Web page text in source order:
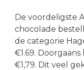
De voordeligste
chocolade
de categorie
€1.69.
€1,79. Dit veel